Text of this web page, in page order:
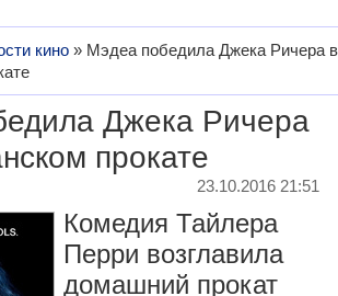
кино » Мэдеа победила Джека Ричера в
Джека Ричера
прокате
23.10.2016 21:51
Комедия Тайлера
Перри возглавила
домашний прокат